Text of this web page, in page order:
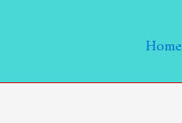
Home